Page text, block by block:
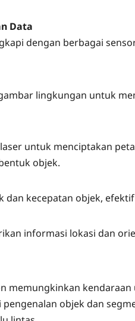
Data
dengan berbagai
lingkungan untuk
untuk menciptakan
objek.
dan kecepatan objek,
informasi lokasi dan
memungkinkan
pengenalan objek dan